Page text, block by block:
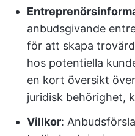
anbudsgivande
för att skapa
hos potentiella
en kort översikt
juridisk behörighet,
Villkor: